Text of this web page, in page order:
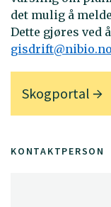
det mulig å
Dette gjøres ved
gisdrift@nibio.no
Skogportal
KONTAKTPERSON